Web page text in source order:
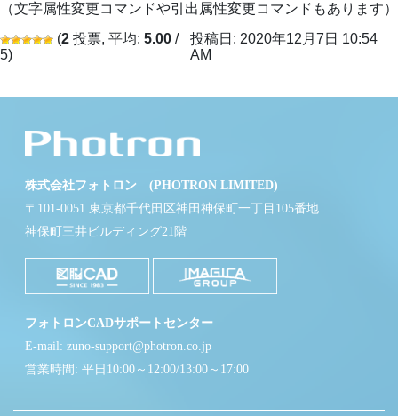
（文字属性変更コマンドや引出属性変更コマンドもあります）
(2 投票, 平均: 5.00 /
5)
投稿日: 2020年12月7日 10:54
AM
株式会社フォトロン (PHOTRON LIMITED)
〒101-0051 東京都千代田区神田神保町一丁目105番地
神保町三井ビルディング21階
フォトロンCADサポートセンター
E-mail: zuno-support@photron.co.jp
営業時間: 平日10:00～12:00/13:00～17:00